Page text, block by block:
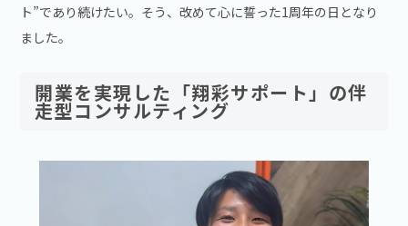
ト”であり続けたい。そう、改めて心に誓った1周年の日となり
ました。
開業を実現した「翔彩サポート」の伴
走型コンサルティング